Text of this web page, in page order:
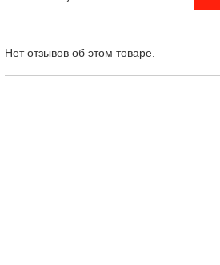
Нет отзывов об этом товаре.